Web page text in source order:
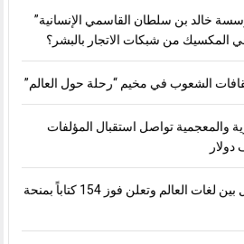
خالد بن سلطان القاسمي الإنسانية”
الشعوب في مخيم “رحلة حول العالم”
والمعجمية تواصل استقبال المؤلفات
“الشارقة للكتاب” تعزز التواصل بين لغات العالم وتعلن فوز 154 كتاباً بمنحة